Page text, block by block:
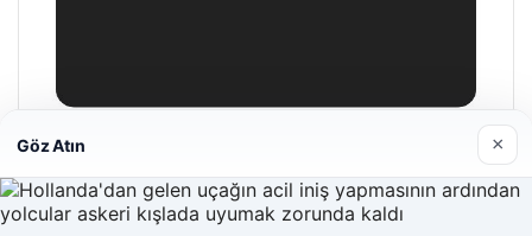
Hastaş Beton
26/05/2026
Göz Atın ×